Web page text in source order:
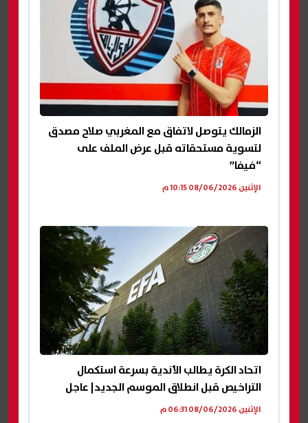
الزمالك يتوصل لاتفاق مع المغربي صلاح مصدق
لتسوية مستحقاته قبل عرض الملف على
“فيفا”
الإثنين 08/06/2026 10:15 م
اتحاد الكرة يطالب الأندية بسرعة استكمال
التراخيص قبل انطلاق الموسم الجديد| عاجل
الإثنين 08/06/2026 06:31 م